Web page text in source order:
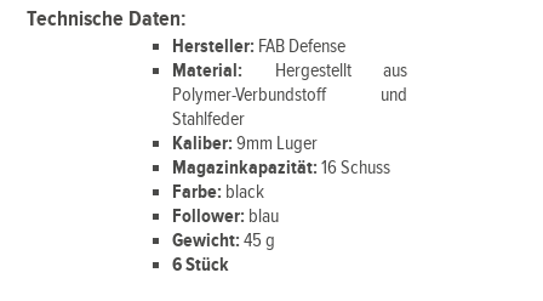
Technische Daten:
Hersteller: FAB Defense
Material: Hergestellt aus
Polymer-Verbundstoff und
Stahlfeder
Kaliber:9mm Luger
Magazinkapazität:16 Schuss
Farbe: black
Follower: blau
Gewicht: 45 g
6 Stück